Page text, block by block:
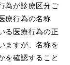
為が診療区分ご
療行為の名称
る医療行為の正
ますが、名称を
を確認すること